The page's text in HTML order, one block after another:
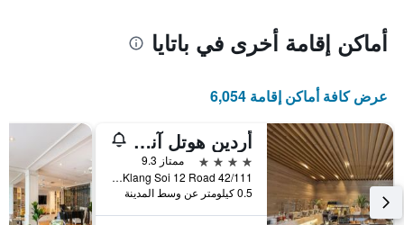
أماكن إقامة أخرى في باتايا
عرض كافة أماكن إقامة 6,054
أردين هوتل آند ريزيدنس
4 نجوم
ممتاز 9.3
42/111 Pattaya Klang Soi 12 Road, باتايا, تايلاند
0.5 كيلومتر عن وسط المدينة